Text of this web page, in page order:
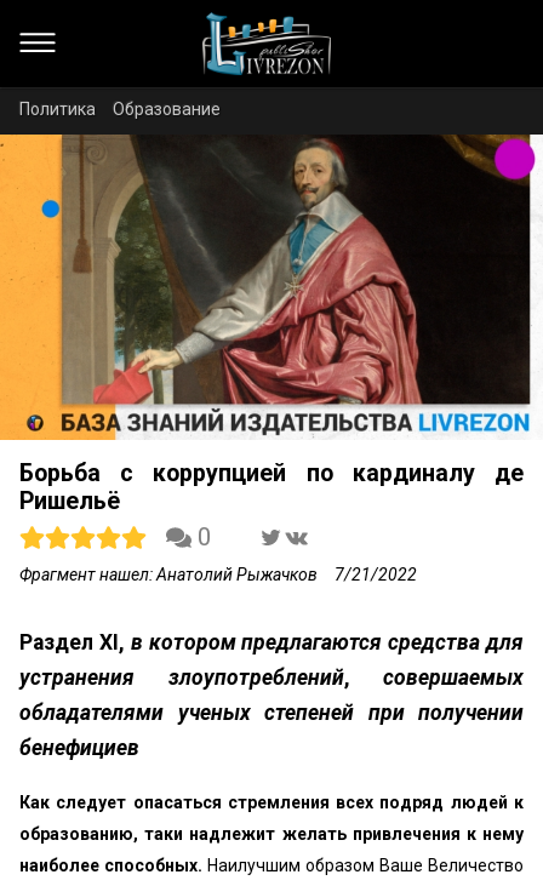
Политика Образование
Борьба с коррупцией по кардиналу де
Ришельё
0
Фрагмент нашел: Анатолий Рыжачков 7/21/2022
Раздел XI, в котором предлагаются средства для
устранения злоупотреблений, совершаемых
обладателями ученых степеней при получении
бенефициев
Как следует опасаться стремления всех подряд людей к
образованию, таки надлежит желать привлечения к нему
наиболее способных. Наилучшим образом Ваше Величество